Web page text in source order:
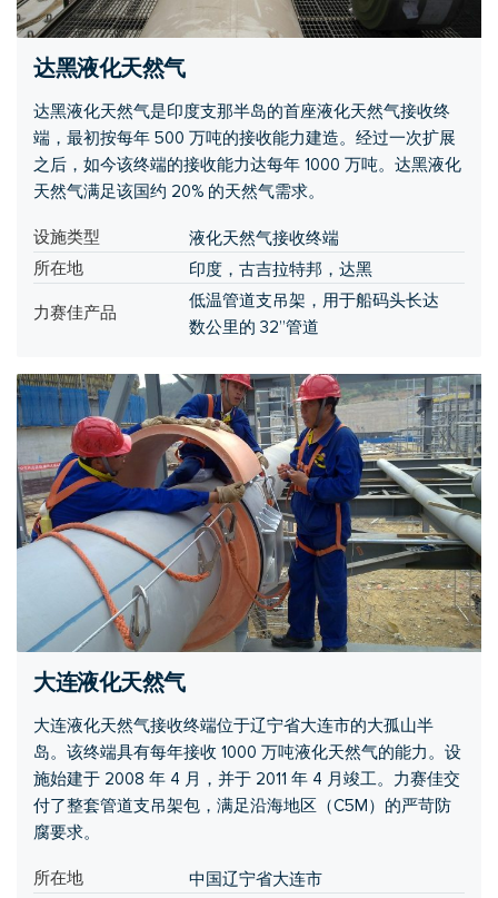
达黑液化天然气
达黑液化天然气是印度支那半岛的首座液化天然气接收终
端，最初按每年 500 万吨的接收能力建造。经过一次扩展
之后，如今该终端的接收能力达每年 1000 万吨。达黑液化
天然气满足该国约 20% 的天然气需求。
设施类型 液化天然气接收终端
所在地 印度，古吉拉特邦，达黑
力赛佳产品
低温管道支吊架，用于船码头长达
数公里的 32”管道
大连液化天然气
大连液化天然气接收终端位于辽宁省大连市的大孤山半
岛。该终端具有每年接收 1000 万吨液化天然气的能力。设
施始建于 2008 年 4 月，并于 2011 年 4 月竣工。力赛佳交
付了整套管道支吊架包，满足沿海地区（C5M）的严苛防
腐要求。
所在地 中国辽宁省大连市